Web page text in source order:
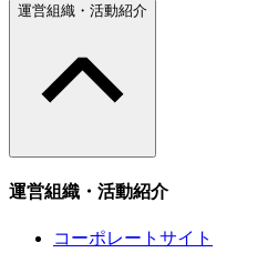
運営組織・活動紹介
運営組織・活動紹介
コーポレートサイト